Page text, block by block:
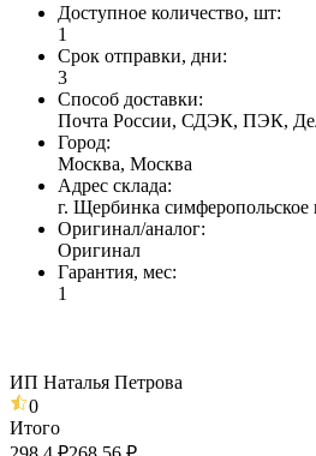
Доступное количество, шт:
1
Срок отправки, дни:
3
Способ доставки:
Почта России, СДЭК, ПЭК,
Город:
Москва, Москва
Адрес склада:
г. Щербинка симферопольское
Оригинал/аналог:
Оригинал
Гарантия, мес:
1
ИП Наталья Петрова
0
Итого